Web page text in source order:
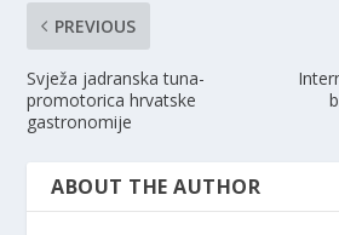
PREVIOUS
Svježa jadranska tuna-
promotorica hrvatske
gastronomije
ABOUT THE AUTHOR